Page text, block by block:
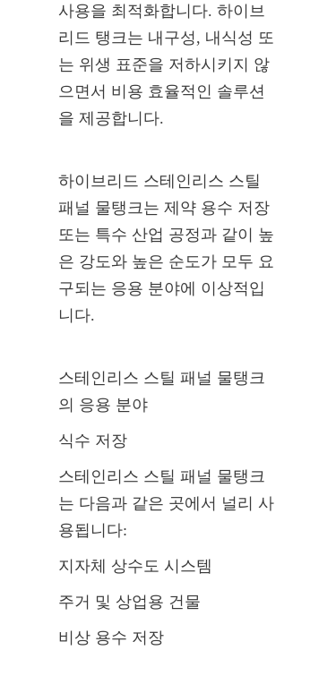
사용을 최적화합니다. 하이브
리드 탱크는 내구성, 내식성 또
는 위생 표준을 저하시키지 않
으면서 비용 효율적인 솔루션
을 제공합니다.
하이브리드 스테인리스 스틸
패널 물탱크는 제약 용수 저장
또는 특수 산업 공정과 같이 높
은 강도와 높은 순도가 모두 요
구되는 응용 분야에 이상적입
니다.
스테인리스 스틸 패널 물탱크
의 응용 분야
식수 저장
스테인리스 스틸 패널 물탱크
는 다음과 같은 곳에서 널리 사
용됩니다:
지자체 상수도 시스템
주거 및 상업용 건물
비상 용수 저장